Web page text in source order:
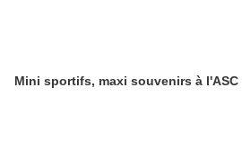
Mini sportifs, maxi souvenirs à l'ASC